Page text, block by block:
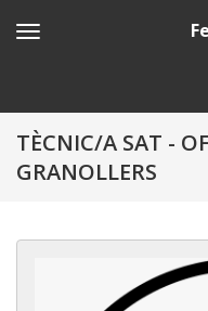
TÈCNIC/A SAT -
GRANOLLERS